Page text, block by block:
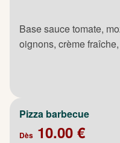
Base sauce tomate,
oignons, crème
Pizza barbecue
Dès 10.00 €